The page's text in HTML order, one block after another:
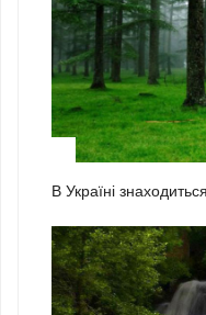
В Україні